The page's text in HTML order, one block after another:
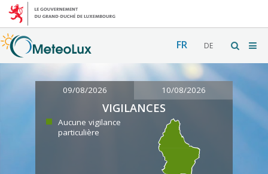
FR DE
09/08/2026 10/08/2026
VIGILANCES
Aucune vigilance
particulière